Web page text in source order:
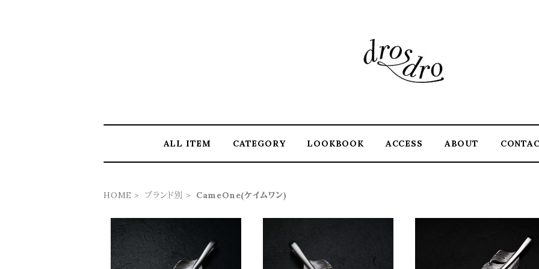
ALL ITEM CATEGORY LOOKBOOK ACCESS ABOUT
HOME ブランド別 CameOne(ケイムワン)